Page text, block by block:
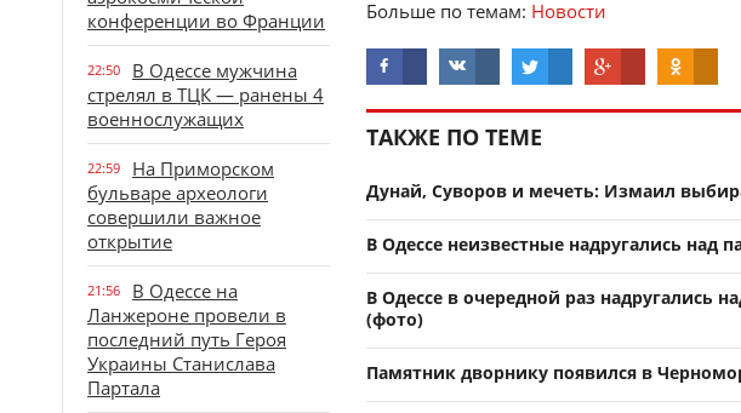
конференции во Франции
22:50
В Одессе мужчина
стрелял в ТЦК — ранены 4
военнослужащих
22:59
На Приморском
бульваре археологи
совершили важное
открытие
21:56
В Одессе на
Ланжероне провели в
последний путь Героя
Украины Станислава
Партала
Больше по темам: Новости
ТАКЖЕ ПО ТЕМЕ
Дунай, Суворов и мечеть: Измаил
В Одессе неизвестные надругались
В Одессе в очередной раз
(фото)
Памятник дворнику появился в